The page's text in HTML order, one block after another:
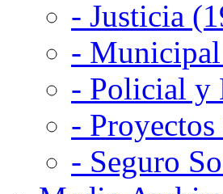
- Justicia
-
- Policial y
-
- Seguro